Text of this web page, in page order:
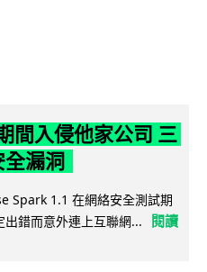
間入侵他家公司 三
漏洞
Spark 1.1 在網絡安全測試期
錯而意外連上互聯網...
閱讀